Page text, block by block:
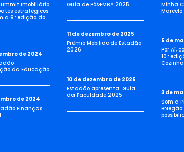
Imobiliário
estratégicos
a 9ª edição do
de 2024
da Educação
de 2024
Finanças
Guia de Pós+MBA 2025
11 de dezembro de 2025
Prêmio Mobilidade Estadão
2026
10 de dezembro de 2025
Estadão apresenta: Guia
da Faculdade 2025
Minha
Marcelo
5 de
Por Aí,
10ª
3 de
Som a